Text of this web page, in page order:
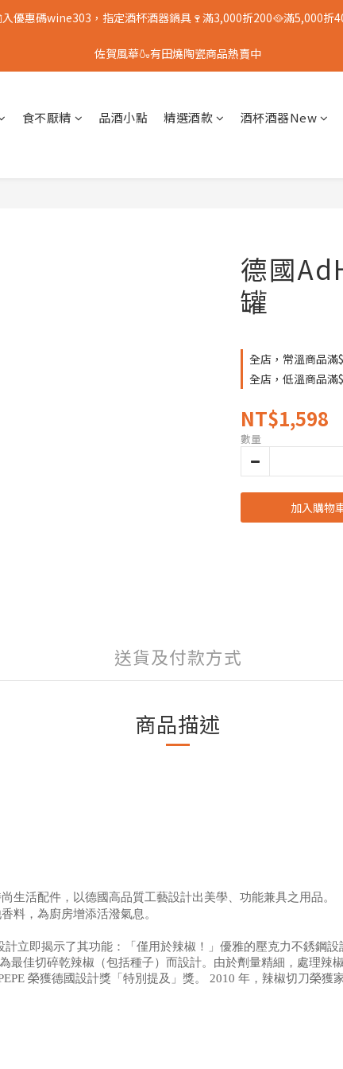
優惠碼wine303，指定酒杯酒器鍋具🍷滿3,000折200🥘滿5,000折
佐賀風華🍶有田燒陶瓷商品熱賣中
食不厭精 品酒小點 精選酒款 酒杯酒器New
德國
罐
全店，常溫商品滿
全店，低溫商品滿
NT$1,598
數量
加入購物
送貨及付款方式
商品描述
生活配件，以德國高品質工藝設計出美學、功能兼具之用品。
料，為廚房增添活潑氣息。
立即揭示了其功能：「僅用於辣椒！」優雅的壓克力不銹鋼
最佳切碎乾辣椒（包括種子）而設計。由於劑量精細，處理
榮獲德國設計獎「特別提及」獎。 2010 年，辣椒切刀榮